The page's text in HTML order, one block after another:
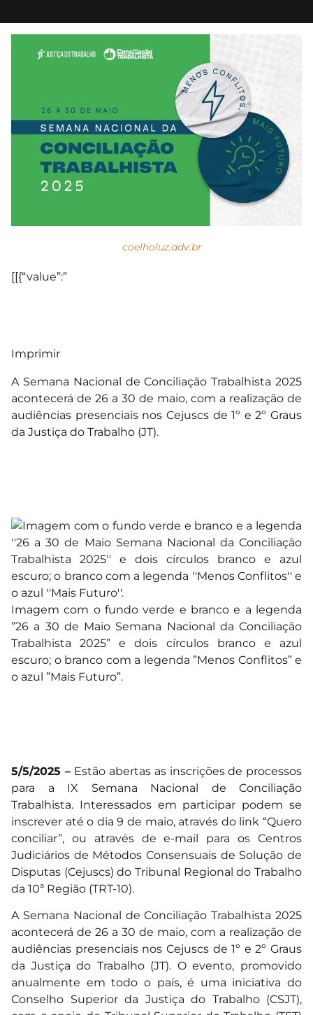
coelholuz.adv.br
[[{“value”:”
Imprimir
A Semana Nacional de Conciliação Trabalhista 2025
acontecerá de 26 a 30 de maio, com a realização de
audiências presenciais nos Cejuscs de 1º e 2º Graus
da Justiça do Trabalho (JT).
Imagem com o fundo verde e branco e a legenda
”26 a 30 de Maio Semana Nacional da Conciliação
Trabalhista 2025” e dois círculos branco e azul
escuro; o branco com a legenda ”Menos Conflitos” e
o azul ”Mais Futuro”.
5/5/2025 – Estão abertas as inscrições de processos
para a IX Semana Nacional de Conciliação
Trabalhista. Interessados em participar podem se
inscrever até o dia 9 de maio, através do link “Quero
conciliar”, ou através de e-mail para os Centros
Judiciários de Métodos Consensuais de Solução de
Disputas (Cejuscs) do Tribunal Regional do Trabalho
da 10ª Região (TRT-10).
A Semana Nacional de Conciliação Trabalhista 2025
acontecerá de 26 a 30 de maio, com a realização de
audiências presenciais nos Cejuscs de 1º e 2º Graus
da Justiça do Trabalho (JT). O evento, promovido
anualmente em todo o país, é uma iniciativa do
Conselho Superior da Justiça do Trabalho (CSJT),